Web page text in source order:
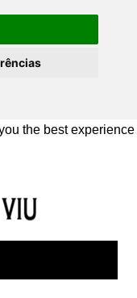
the best experience